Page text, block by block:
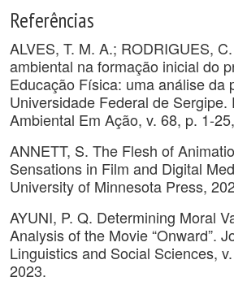
Referências
ALVES, T. M. A.; RODRIGUES,
ambiental na formação inicial do
Educação Física: uma análise da
Universidade Federal de Sergipe.
Ambiental Em Ação, v. 68, p. 1-
ANNETT, S. The Flesh of
Sensations in Film and Digital
University of Minnesota Press,
AYUNI, P. Q. Determining Moral
Analysis of the Movie “Onward”.
Linguistics and Social Sciences,
2023.